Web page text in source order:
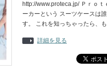
http://www.proteca.jp/ Ｐｒｏ
ーカーという スーツケースは
す。 これを知っちゃったら、
詳細を見る